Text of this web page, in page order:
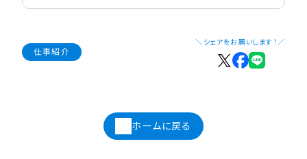
仕事紹介
＼シェアをお願いします！／
ホームに戻る